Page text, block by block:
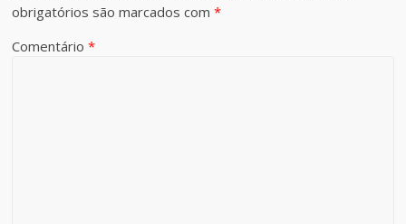
obrigatórios são marcados com*
Comentário*